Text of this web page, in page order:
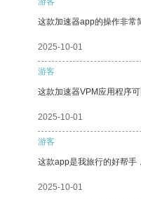
这款加速器app的操作非常
2025-10-01
游客
这款加速器VPM应用程序
2025-10-01
游客
这款app是我旅行的好帮手
2025-10-01